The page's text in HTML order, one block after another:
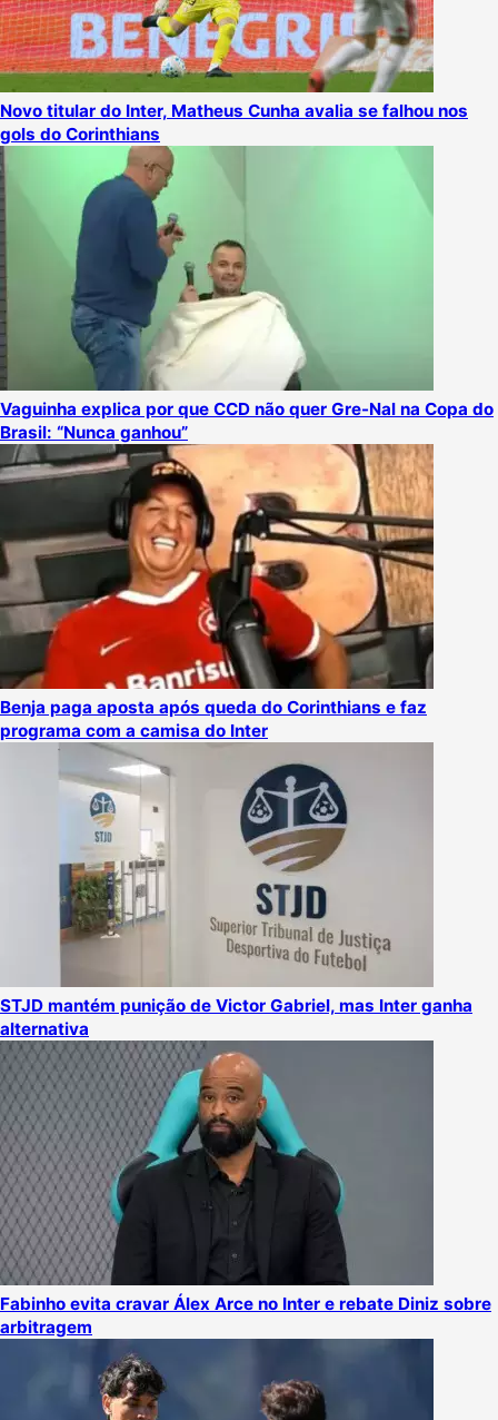
Novo titular do Inter, Matheus Cunha avalia se falhou nos
gols do Corinthians
Vaguinha explica por que CCD não quer Gre-Nal na Copa do
Brasil: “Nunca ganhou”
Benja paga aposta após queda do Corinthians e faz
programa com a camisa do Inter
STJD mantém punição de Victor Gabriel, mas Inter ganha
alternativa
Fabinho evita cravar Álex Arce no Inter e rebate Diniz sobre
arbitragem